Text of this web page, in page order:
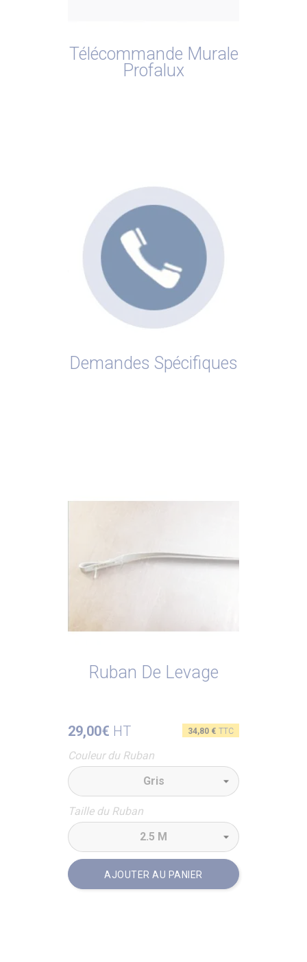
Télécommande Murale
Profalux
Demandes Spécifiques
Ruban De Levage
29,00€ HT Prix
34,80 € TTC
Couleur du Ruban
Taille du Ruban
AJOUTER AU PANIER